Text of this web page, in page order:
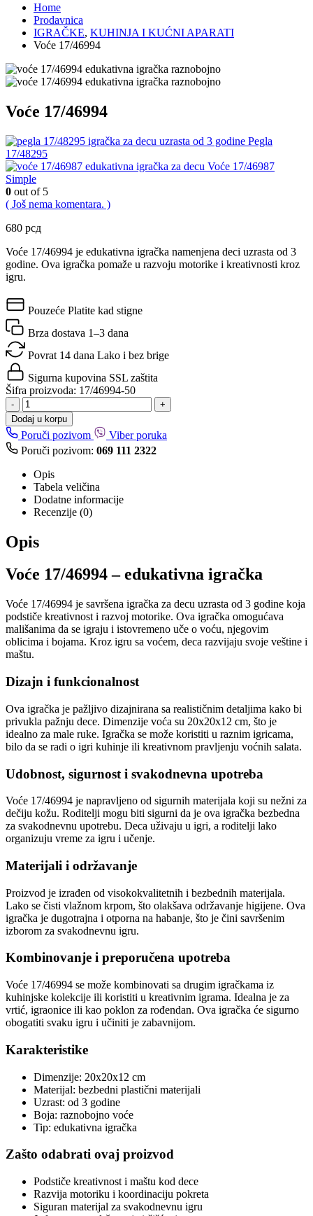
Home
Prodavnica
IGRAČKE, KUHINJA I KUĆNI APARATI
Voće 17/46994
Voće 17/46994
Pegla
17/48295
Voće 17/46987
Simple
0 out of 5
( Još nema komentara. )
680 рсд
Voće 17/46994 je edukativna igračka namenjena deci uzrasta od 3
godine. Ova igračka pomaže u razvoju motorike i kreativnosti kroz
igru.
Pouzeće Platite kad stigne
Brza dostava 1–3 dana
Povrat 14 dana Lako i bez brige
Sigurna kupovina SSL zaštita
Šifra proizvoda: 17/46994-50
-
+
Dodaj u korpu
Poruči pozivom
Viber poruka
Poruči pozivom: 069 111 2322
Opis
Tabela veličina
Dodatne informacije
Recenzije (0)
Opis
Voće 17/46994 – edukativna igračka
Voće 17/46994 je savršena igračka za decu uzrasta od 3 godine koja
podstiče kreativnost i razvoj motorike. Ova igračka omogućava
mališanima da se igraju i istovremeno uče o voću, njegovim
oblicima i bojama. Kroz igru sa voćem, deca razvijaju svoje veštine i
maštu.
Dizajn i funkcionalnost
Ova igračka je pažljivo dizajnirana sa realističnim detaljima kako bi
privukla pažnju dece. Dimenzije voća su 20x20x12 cm, što je
idealno za male ruke. Igračka se može koristiti u raznim igricama,
bilo da se radi o igri kuhinje ili kreativnom pravljenju voćnih salata.
Udobnost, sigurnost i svakodnevna upotreba
Voće 17/46994 je napravljeno od sigurnih materijala koji su nežni za
dečiju kožu. Roditelji mogu biti sigurni da je ova igračka bezbedna
za svakodnevnu upotrebu. Deca uživaju u igri, a roditelji lako
organizuju vreme za igru i učenje.
Materijali i održavanje
Proizvod je izrađen od visokokvalitetnih i bezbednih materijala.
Lako se čisti vlažnom krpom, što olakšava održavanje higijene. Ova
igračka je dugotrajna i otporna na habanje, što je čini savršenim
izborom za svakodnevnu igru.
Kombinovanje i preporučena upotreba
Voće 17/46994 se može kombinovati sa drugim igračkama iz
kuhinjske kolekcije ili koristiti u kreativnim igrama. Idealna je za
vrtić, igraonice ili kao poklon za rođendan. Ova igračka će sigurno
obogatiti svaku igru i učiniti je zabavnijom.
Karakteristike
Dimenzije: 20x20x12 cm
Materijal: bezbedni plastični materijali
Uzrast: od 3 godine
Boja: raznobojno voće
Tip: edukativna igračka
Zašto odabrati ovaj proizvod
Podstiče kreativnost i maštu kod dece
Razvija motoriku i koordinaciju pokreta
Siguran materijal za svakodnevnu igru